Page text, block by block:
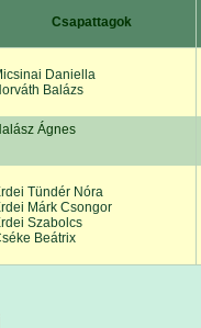
Csapattagok
Daniella
Balázs
Ágnes
Tündér Nóra
Márk Csongor
Szabolcs
Beátrix